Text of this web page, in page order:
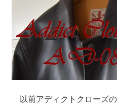
以前アディクトクローズ